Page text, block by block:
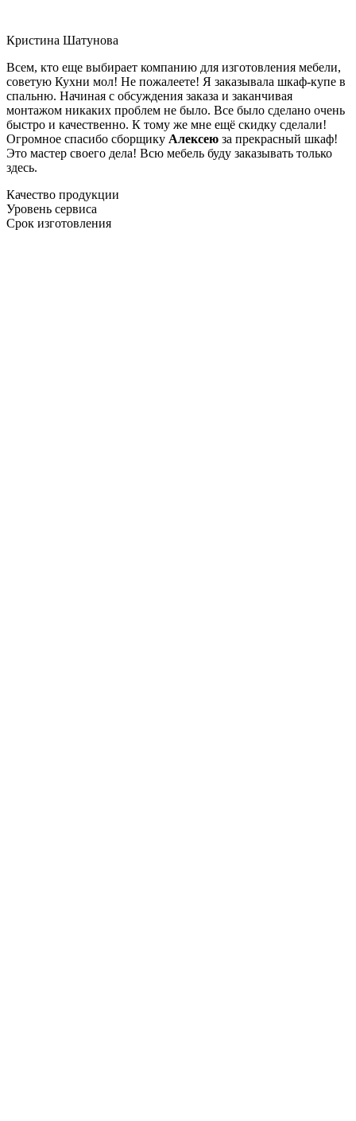
Кристина Шатунова
Всем, кто еще выбирает компанию для изготовления мебели,
советую Кухни мол! Не пожалеете! Я заказывала шкаф-купе в
спальню. Начиная с обсуждения заказа и заканчивая
монтажом никаких проблем не было. Все было сделано очень
быстро и качественно. К тому же мне ещё скидку сделали!
Огромное спасибо сборщику Алексею за прекрасный шкаф!
Это мастер своего дела! Всю мебель буду заказывать только
здесь.
Качество продукции
Уровень сервиса
Срок изготовления